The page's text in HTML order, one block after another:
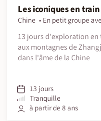
Les iconiques en
Chine
En petit groupe
13 jours d'exploration en
aux montagnes de
dans l'âme de la Chine
13 jours
Tranquille
à partir de 8 ans